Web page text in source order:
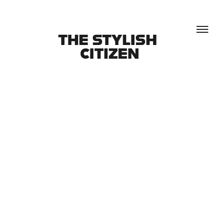
THE STYLISH
CITIZEN